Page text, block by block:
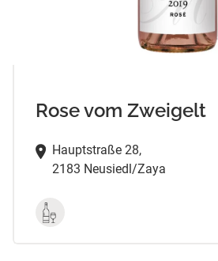
Rose vom Zweigelt
Hauptstraße 28,
2183 Neusiedl/Zaya